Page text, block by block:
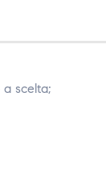
scelta;